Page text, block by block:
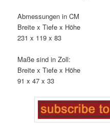
Abmessungen in CM
Breite x Tiefe x Höhe
231 x 119 x 83
Maße sind in Zoll:
Breite x Tiefe x Höhe
91 x 47 x 33